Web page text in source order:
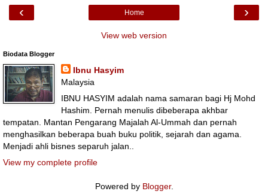
‹ ›
Home
View web version
Biodata Blogger
Ibnu Hasyim
Malaysia
IBNU HASYIM adalah nama samaran bagi Hj Mohd
Hashim. Pernah menulis dibeberapa akhbar
tempatan. Mantan Pengarang Majalah Al-Ummah dan pernah
menghasilkan beberapa buah buku politik, sejarah dan agama.
Menjadi ahli bisnes separuh jalan..
View my complete profile
Powered by Blogger.